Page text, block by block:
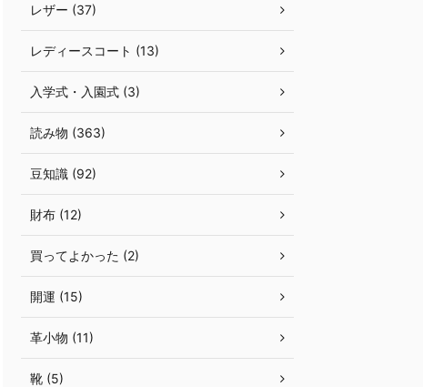
レザー (37)
レディースコート (13)
入学式・入園式 (3)
読み物 (363)
豆知識 (92)
財布 (12)
買ってよかった (2)
開運 (15)
革小物 (11)
靴 (5)